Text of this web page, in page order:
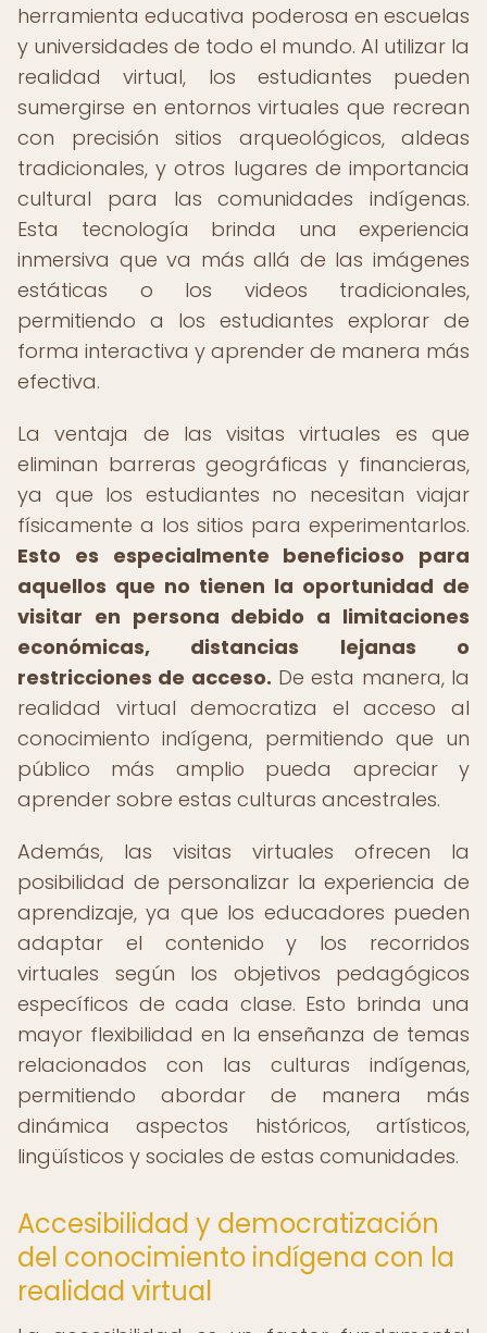
herramienta educativa poderosa en escuelas
y universidades de todo el mundo. Al utilizar la
realidad virtual, los estudiantes pueden
sumergirse en entornos virtuales que recrean
con precisión sitios arqueológicos, aldeas
tradicionales, y otros lugares de importancia
cultural para las comunidades indígenas.
Esta tecnología brinda una experiencia
inmersiva que va más allá de las imágenes
estáticas o los videos tradicionales,
permitiendo a los estudiantes explorar de
forma interactiva y aprender de manera más
efectiva.
La ventaja de las visitas virtuales es que
eliminan barreras geográficas y financieras,
ya que los estudiantes no necesitan viajar
físicamente a los sitios para experimentarlos.
Esto es especialmente beneficioso para
aquellos que no tienen la oportunidad de
visitar en persona debido a limitaciones
económicas, distancias lejanas o
restricciones de acceso. De esta manera, la
realidad virtual democratiza el acceso al
conocimiento indígena, permitiendo que un
público más amplio pueda apreciar y
aprender sobre estas culturas ancestrales.
Además, las visitas virtuales ofrecen la
posibilidad de personalizar la experiencia de
aprendizaje, ya que los educadores pueden
adaptar el contenido y los recorridos
virtuales según los objetivos pedagógicos
específicos de cada clase. Esto brinda una
mayor flexibilidad en la enseñanza de temas
relacionados con las culturas indígenas,
permitiendo abordar de manera más
dinámica aspectos históricos, artísticos,
lingüísticos y sociales de estas comunidades.
Accesibilidad y democratización
del conocimiento indígena con la
realidad virtual